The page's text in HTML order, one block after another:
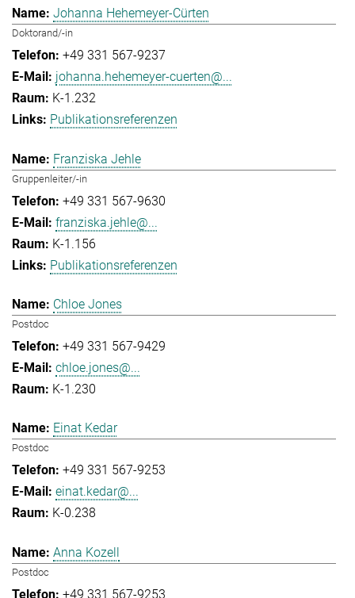
Johanna Hehemeyer-Cürten
Doktorand/-in
+49 331 567-9237
johanna.hehemeyer-cuerten@...
K-1.232
Publikationsreferenzen
Franziska Jehle
Gruppenleiter/-in
+49 331 567-9630
franziska.jehle@...
K-1.156
Publikationsreferenzen
Chloe Jones
Postdoc
+49 331 567-9429
chloe.jones@...
K-1.230
Einat Kedar
Postdoc
+49 331 567-9253
einat.kedar@...
K-0.238
Anna Kozell
Postdoc
+49 331 567-9253